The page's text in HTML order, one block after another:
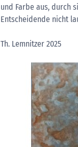
und Farbe aus, durch
Entscheidende nicht
Th. Lemnitzer 2025